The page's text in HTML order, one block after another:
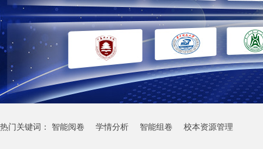
热门关键词： 智能阅卷 学情分析 智能组卷 校本资源管理